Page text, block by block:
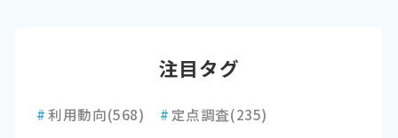
注目タグ
#利用動向(568) # 定点調査(235)